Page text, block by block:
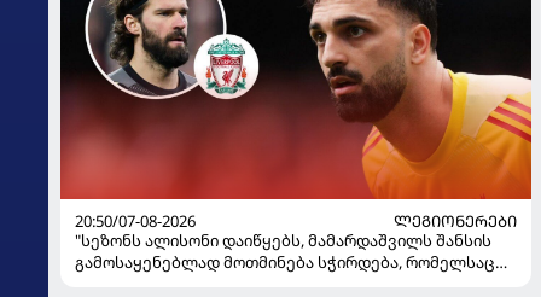
20:50/07-08-2026
ᲚᲔᲒᲘᲝᲜᲔᲠᲔᲑᲘ
"სეზონს ალისონი დაიწყებს, მამარდაშვილს შანსის
გამოსაყენებლად მოთმინება სჭირდება, რომელსაც